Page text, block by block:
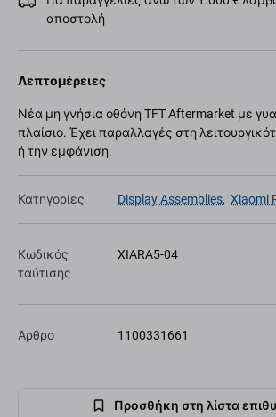
αποστολή
Λεπτομέρειες
Νέα μη γνήσια οθόνη TFT Aftermarket με
πλαίσιο. Έχει παραλλαγές στη
ή την εμφάνιση.
Κατηγορίες Display Assemblies, Xiaomi
Κωδικός
ταύτισης
XIARA5-04
Άρθρο 1100331661
Προσθήκη στη λίστα